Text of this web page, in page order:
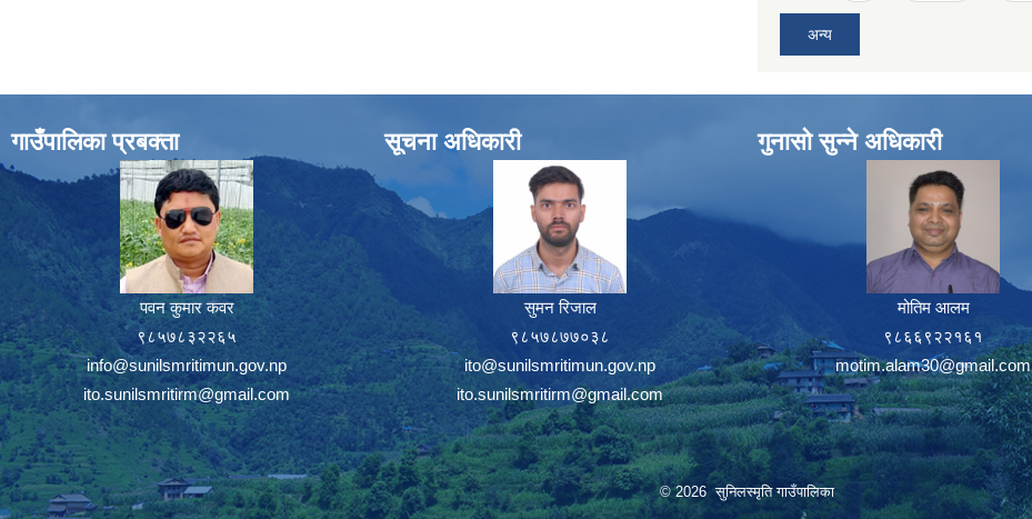
अन्य
गाउँपालिका प्रबक्ता
पवन कुमार कवर
९८५७८३२२६५
info@sunilsmritimun.gov.np
ito.sunilsmritirm@gmail.com
सूचना अधिकारी
सुमन रिजाल
९८५७८७७०३८
ito@sunilsmritimun.gov.np
ito.sunilsmritirm@gmail.com
गुनासो सुन्ने अधिकारी
मोतिम आलम
९८६६९२२१६१
motim.alam30@gmail.com
© 2026 सुनिलस्मृति गाउँपालिका